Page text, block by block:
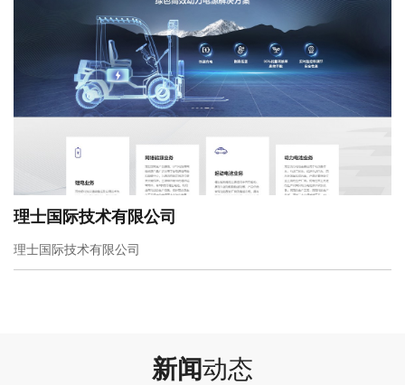
理士国际技术有限公司
理士国际技术有限公司
新闻动态